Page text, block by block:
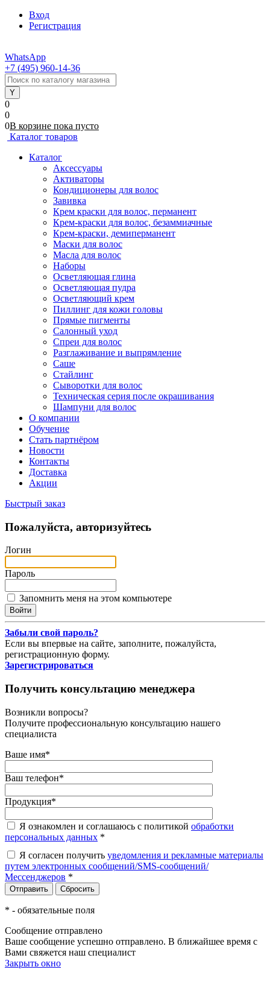
Вход
Регистрация
WhatsApp
+7 (495) 960-14-36
0
0
0В корзине пока пусто
Каталог товаров
Каталог
Аксессуары
Активаторы
Кондиционеры для волос
Завивка
Крем краски для волос, перманент
Крем-краски для волос, безаммиачные
Крем-краски, демиперманент
Маски для волос
Масла для волос
Наборы
Осветляющая глина
Осветляющая пудра
Осветляющий крем
Пиллинг для кожи головы
Прямые пигменты
Салонный уход
Спреи для волос
Разглаживание и выпрямление
Саше
Стайлинг
Сыворотки для волос
Техническая серия после окрашивания
Шампуни для волос
О компании
Обучение
Стать партнёром
Новости
Контакты
Доставка
Акции
Быстрый заказ
Пожалуйста, авторизуйтесь
Логин
Пароль
Запомнить меня на этом компьютере
Забыли свой пароль?
Если вы впервые на сайте, заполните, пожалуйста,
регистрационную форму.
Зарегистрироваться
Получить консультацию менеджера
Возникли вопросы?
Получите профессиональную консультацию нашего
специалиста
Ваше имя*
Ваш телефон*
Продукция*
Я ознакомлен и соглашаюсь с политикой обработки
персональных данных *
Я согласен получить уведомления и рекламные материалы
путем электронных сообщений/SMS-сообщений/
Мессенджеров *
* - обязательные поля
Сообщение отправлено
Ваше сообщение успешно отправлено. В ближайшее время с
Вами свяжется наш специалист
Закрыть окно